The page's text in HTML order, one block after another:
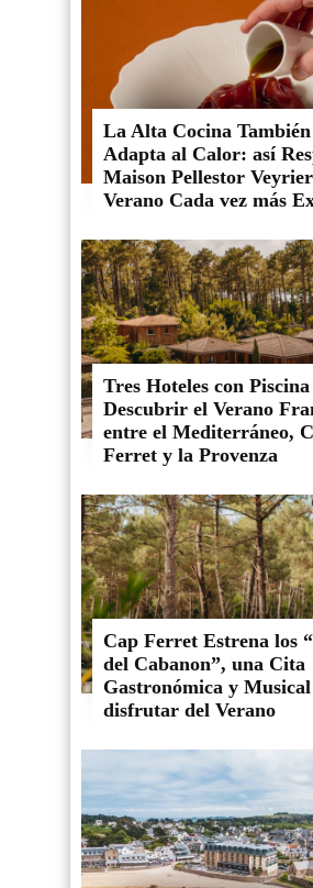
La Alta Cocina También
Adapta al Calor: así
Maison Pellestor
Verano Cada vez más
Tres Hoteles con
Descubrir el Verano
entre el Mediterráneo,
Ferret y la Provenza
Cap Ferret Estrena los
del Cabanon”, una Cita
Gastronómica y
disfrutar del Verano